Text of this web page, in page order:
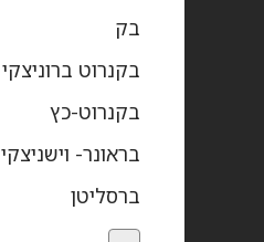
בק
בקנרוט ברוניצקי
בקנרוט-כץ
בראונר- וישניצקי
ברסליטן